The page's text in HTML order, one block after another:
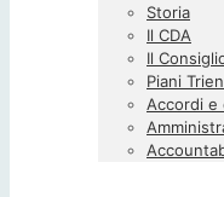
Storia
Il CDA
Il
Piani
Accordi e